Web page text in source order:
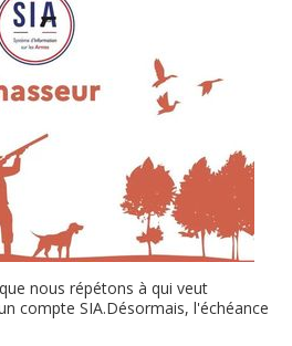
nous répétons à qui veut
compte SIA.Désormais, l'échéance